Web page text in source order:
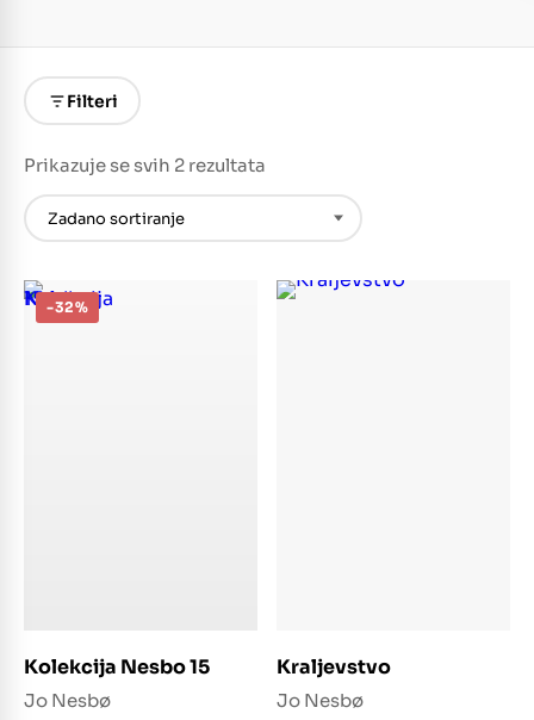
Filteri
Prikazuje se svih 2 rezultata
-32%
Kolekcija Nesbo 15
Jo Nesbø
Kraljevstvo
Jo Nesbø